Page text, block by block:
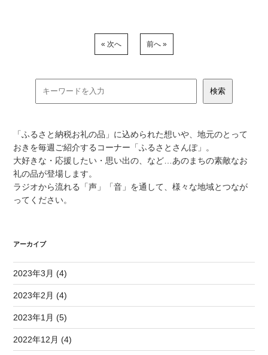
« 次へ 前へ »
「ふるさと納税お礼の品」に込められた想いや、地元のとって
おきを毎週ご紹介するコーナー「ふるさとさんぽ」。
大好きな・応援したい・思い出の、など…あのまちの素敵なお
礼の品が登場します。
ラジオから流れる「声」「音」を通して、様々な地域とつなが
ってください。
アーカイブ
2023年3月 (4)
2023年2月 (4)
2023年1月 (5)
2022年12月 (4)